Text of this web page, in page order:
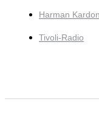
Harman
Tivoli-Radio